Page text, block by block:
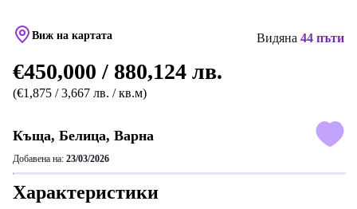
Виж на картата Видяна 44 пъти
€450,000 / 880,124 лв.
(€1,875 / 3,667 лв. / кв.м)
Къща, Белица, Варна
Добавена на: 23/03/2026
Характеристики